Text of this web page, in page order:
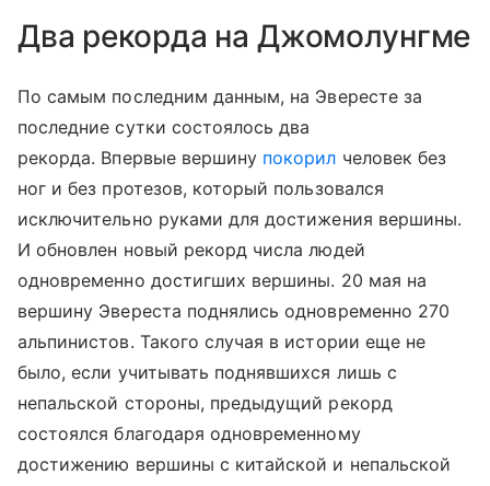
Два рекорда на Джомолунгме
По самым последним данным, на Эвересте за
последние сутки состоялось два
рекорда. Впервые вершину покорил человек без
ног и без протезов, который пользовался
исключительно руками для достижения вершины.
И обновлен новый рекорд числа людей
одновременно достигших вершины. 20 мая на
вершину Эвереста поднялись одновременно 270
альпинистов. Такого случая в истории еще не
было, если учитывать поднявшихся лишь с
непальской стороны, предыдущий рекорд
состоялся благодаря одновременному
достижению вершины с китайской и непальской